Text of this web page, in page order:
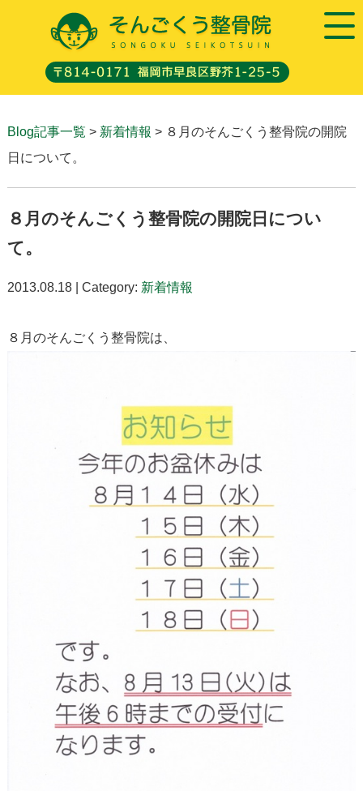
Blog記事一覧 > 新着情報 > ８月のそんごくう整骨院の開院
日について。
８月のそんごくう整骨院の開院日につい
て。
2013.08.18 | Category: 新着情報
８月のそんごくう整骨院は、